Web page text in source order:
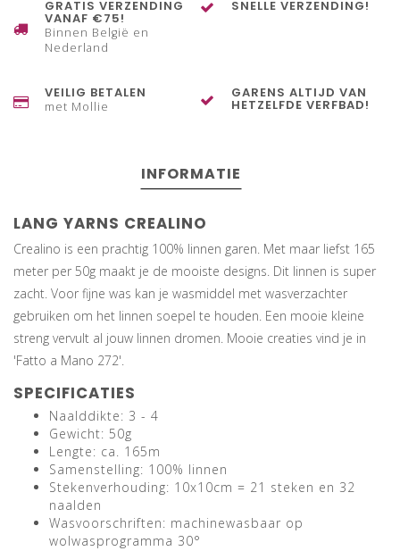
GRATIS VERZENDING
VANAF €75!
Binnen België en
Nederland
SNELLE VERZENDING!
VEILIG BETALEN
met Mollie
GARENS ALTIJD VAN
HETZELFDE VERFBAD!
INFORMATIE
LANG YARNS CREALINO
Crealino is een prachtig 100% linnen garen. Met maar liefst 165
meter per 50g maakt je de mooiste designs. Dit linnen is super
zacht. Voor fijne was kan je wasmiddel met wasverzachter
gebruiken om het linnen soepel te houden. Een mooie kleine
streng vervult al jouw linnen dromen. Mooie creaties vind je in
'Fatto a Mano 272'.
SPECIFICATIES
Naalddikte: 3 - 4
Gewicht: 50g
Lengte: ca. 165m
Samenstelling: 100% linnen
Stekenverhouding: 10x10cm = 21 steken en 32
naalden
Wasvoorschriften: machinewasbaar op
wolwasprogramma 30°